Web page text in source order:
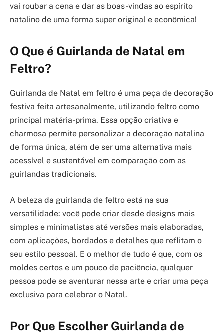
vai roubar a cena e dar as boas-vindas ao espírito
natalino de uma forma super original e econômica!
O Que é Guirlanda de Natal em
Feltro?
Guirlanda de Natal em feltro é uma peça de decoração
festiva feita artesanalmente, utilizando feltro como
principal matéria-prima. Essa opção criativa e
charmosa permite personalizar a decoração natalina
de forma única, além de ser uma alternativa mais
acessível e sustentável em comparação com as
guirlandas tradicionais.
A beleza da guirlanda de feltro está na sua
versatilidade: você pode criar desde designs mais
simples e minimalistas até versões mais elaboradas,
com aplicações, bordados e detalhes que reflitam o
seu estilo pessoal. E o melhor de tudo é que, com os
moldes certos e um pouco de paciência, qualquer
pessoa pode se aventurar nessa arte e criar uma peça
exclusiva para celebrar o Natal.
Por Que Escolher Guirlanda de